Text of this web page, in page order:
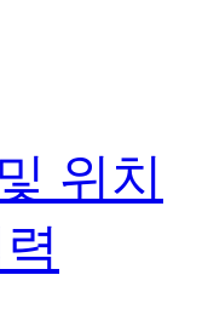
위치